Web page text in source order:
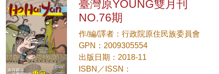
臺灣原YOUNG雙月刊
NO.76期
作/編/譯者：行政院原住民族委員會
GPN：2009305554
出版日期：2018-11
ISBN／ISSN：